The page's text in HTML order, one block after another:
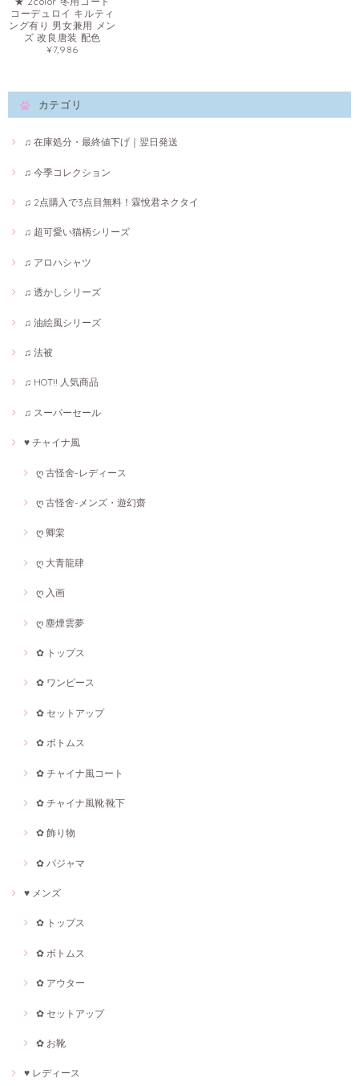
コーデュロイ キルティ
ング有り 男女兼用 メン
ズ 改良唐装 配色
¥7,986
カテゴリ
♫ 在庫処分・最終値下げ｜翌日発送
♫ 今季コレクション
♫ 2点購入で3点目無料！霖悅君ネクタイ
♫ 超可愛い猫柄シリーズ
♫ アロハシャツ
♫ 透かしシリーズ
♫ 油絵風シリーズ
♫ 法被
♫ HOT!! 人気商品
♫ スーパーセール
♥ チャイナ風
ღ 古怪舍-レディース
ღ 古怪舍-メンズ・遊幻齋
ღ 卿棠
ღ 大青龍肆
ღ 入画
ღ 塵煙雲夢
✿ トップス
✿ ワンピース
✿ セットアップ
✿ ボトムス
✿ チャイナ風コート
✿ チャイナ風靴·靴下
✿ 飾り物
✿ パジャマ
♥ メンズ
✿ トップス
✿ ボトムス
✿ アウター
✿ セットアップ
✿ お靴
♥ レディース